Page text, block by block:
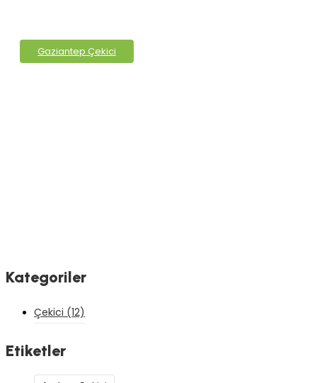
Gaziantep Çekici
Kategoriler
Çekici (12)
Etiketler